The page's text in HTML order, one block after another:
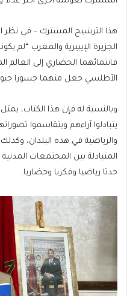
هذا الترشيح المشترك – في نظر
الجزيرة الإيبيرية والمغرب “لم
فانتمائهما الحضاري إلى
الأطلسي جعل منهما جسورا
وبالنسبة له فإن هذا الكتاب،
يتبادلوا آراءهم ويتقاسموا
والرياضية في هذه البلدان،
حدثا رياضيا وفكريا وحضاريا.